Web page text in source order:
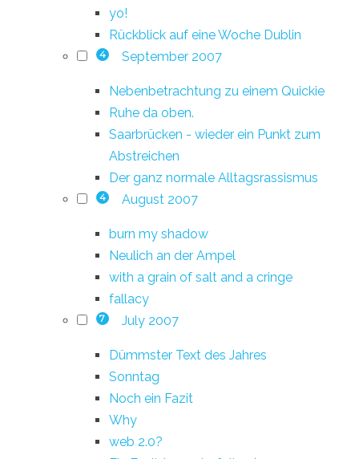
yo!
Rückblick auf eine Woche Dublin
4 September 2007
Nebenbetrachtung zu einem Quickie
Ruhe da oben.
Saarbrücken - wieder ein Punkt zum
Abstreichen
Der ganz normale Alltagsrassismus
4 August 2007
burn my shadow
Neulich an der Ampel
with a grain of salt and a cringe
fallacy
7 July 2007
Dümmster Text des Jahres
Sonntag
Noch ein Fazit
Why
web 2.0?